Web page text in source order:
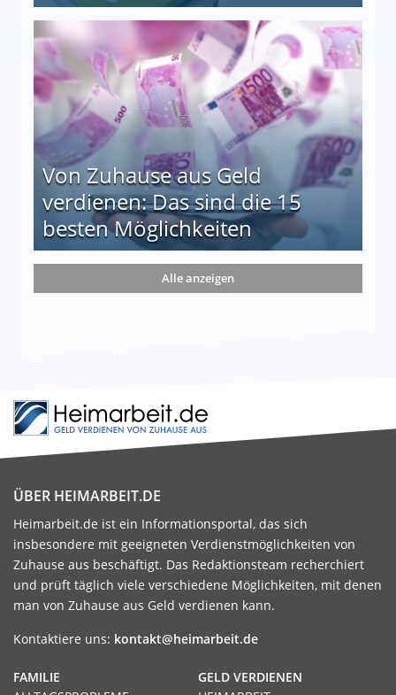
auf einen Blick
Von Zuhause aus Geld
verdienen: Das sind die 15
besten Möglichkeiten
die 15 besten Möglichkeiten
Alle anzeigen
ÜBER HEIMARBEIT.DE
Heimarbeit.de ist ein Informationsportal, das sich
insbesondere mit geeigneten Verdienstmöglichkeiten von
Zuhause aus beschäftigt. Das Redaktionsteam recherchiert
und prüft täglich viele verschiedene Möglichkeiten, mit denen
man von Zuhause aus Geld verdienen kann.
Kontaktiere uns: kontakt@heimarbeit.de
GELD VERDIENEN
FAMILIE